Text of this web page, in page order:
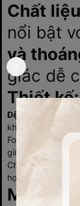
Chất
nổi bật
và
giác dễ
Thiết kế:
Đệm mỏng, nhẹ
khi mặc.
Form dáng ôm
giữ được sự thoải
Chi tiếtmóc cài
hợp với mọi dáng
Màu sắc: